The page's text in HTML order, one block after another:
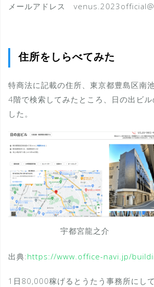
メールアドレス
住所をしらべてみた
特商法に記載の住所、東京都豊島区南
4階で検索してみたところ、日の出ビ
した。
宇都宮龍之介
出典:https://www.office-navi.jp/
1日80,000稼げるとうたう事務所にし